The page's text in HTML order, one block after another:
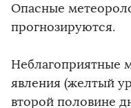
Опасные
прогнозируются.
Неблагоприятные
явления (желтый
второй половине